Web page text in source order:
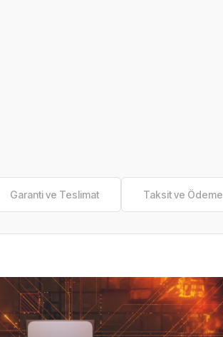
Garanti ve Teslimat Taksit ve Ödeme